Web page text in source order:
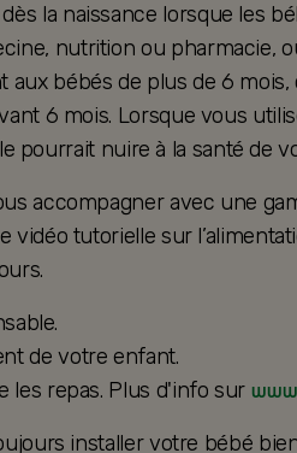
la naissance lorsque les
nutrition ou pharmacie,
bébés de plus de 6
6 mois. Lorsque vous
pourrait nuire à la santé de
accompagner avec une
vidéo tutorielle sur
de votre enfant.
les repas. Plus d'info sur
installer votre bébé